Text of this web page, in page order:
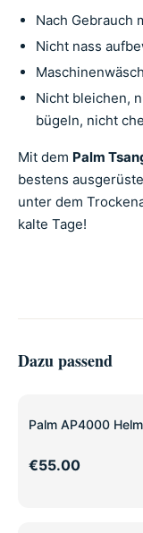
Nach Gebrauch
Nicht nass
Nicht bleichen,
bügeln, nicht
Mit dem Palm
bestens
unter dem
kalte Tage!
Dazu passend
Palm AP4000 Helm
€55.00